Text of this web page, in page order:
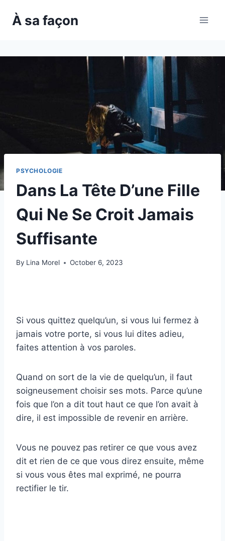
À sa façon
PSYCHOLOGIE
Dans La Tête D’une Fille
Qui Ne Se Croit Jamais
Suffisante
By Lina Morel October 6, 2023
Si vous quittez quelqu’un, si vous lui fermez à
jamais votre porte, si vous lui dites adieu,
faites attention à vos paroles.
Quand on sort de la vie de quelqu’un, il faut
soigneusement choisir ses mots. Parce qu’une
fois que l’on a dit tout haut ce que l’on avait à
dire, il est impossible de revenir en arrière.
Vous ne pouvez pas retirer ce que vous avez
dit et rien de ce que vous direz ensuite, même
si vous vous êtes mal exprimé, ne pourra
rectifier le tir.